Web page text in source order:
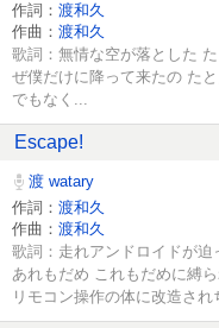
作詞： 渡和久
作曲： 渡和久
歌詞：無情な空が落とした
ぜ僕だけに降って来たの た
でもなく...
Escape!
渡 watary
作詞： 渡和久
作曲： 渡和久
歌詞：走れアンドロイドが
あれもだめ これもだめに縛
リモコン操作の体に改造され